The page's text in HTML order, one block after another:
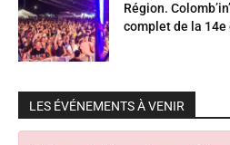
Région.
complet de la 14e
LES ÉVÉNEMENTS À VENIR